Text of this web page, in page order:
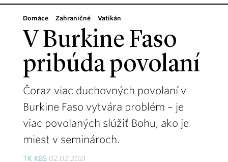
Domáce Zahraničné Vatikán
V Burkine Faso
pribúda povolaní
Čoraz viac duchovných povolaní v
Burkine Faso vytvára problém – je
viac povolaných slúžiť Bohu, ako je
miest v seminároch.
TK KBS 02.02.2021